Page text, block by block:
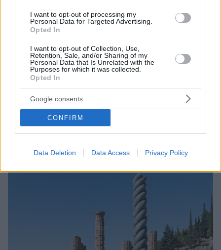
I want to opt-out of processing my
Personal Data for Targeted Advertising.
Opted In
I want to opt-out of Collection, Use,
Retention, Sale, and/or Sharing of my
Personal Data that Is Unrelated with the
Purposes for which it was collected.
Opted In
Google consents
CONFIRM
Data Deletion Data Access Privacy Policy
Μουσείο Ακρόπολης: Διευρυμένο ωράριο και περιήγηση
στην αρχαία γειτονιά της Αθήνας
Οι βραδιές στη βεράντα του εστιατορίου με θέα στην